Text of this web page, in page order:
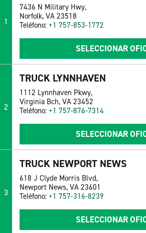
1
7436 N Military Hwy,
Norfolk, VA 23518
Teléfono: +1 757-853-1772
SELECCIONAR
2
TRUCK LYNNHAVEN
1112 Lynnhaven Pkwy,
Virginia Bch, VA 23452
Teléfono: +1 757-876-7314
SELECCIONAR
3
TRUCK NEWPORT NEWS
618 J Clyde Morris Blvd,
Newport News, VA 23601
Teléfono: +1 757-316-8239
SELECCIONAR